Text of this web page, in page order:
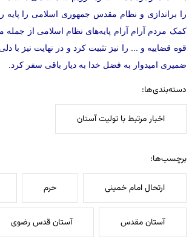
را براندازی و نظام مقدس جمهوری اسلامی را پایه
کمک مردم آرام آرام پایه‌های نظام اسلامی از
قوه قضاییه و ... را نیز تثبیت کرد و در نهایت نیز با
ضمیری امیدوار به فضل خدا به دیار باقی سفر کرد.
دسته‌بندی‌ها:
اخبار مرتبط با تولیت آستان
برچسب‌ها:
ارتحال امام خمینی حرم
آستان مقدس آستان قدس رضوی